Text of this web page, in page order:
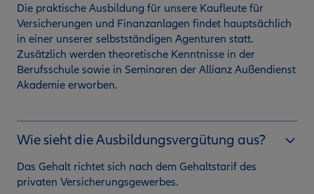
Die praktische Ausbildung für unsere Kaufleute für
Versicherungen und Finanzanlagen findet hauptsächlich
in einer unserer selbstständigen Agenturen statt.
Zusätzlich werden theoretische Kenntnisse in der
Berufsschule sowie in Seminaren der Allianz Außendienst
Akademie erworben.
Wie sieht die Ausbildungsvergütung aus?
Das Gehalt richtet sich nach dem Gehaltstarif des
privaten Versicherungsgewerbes.